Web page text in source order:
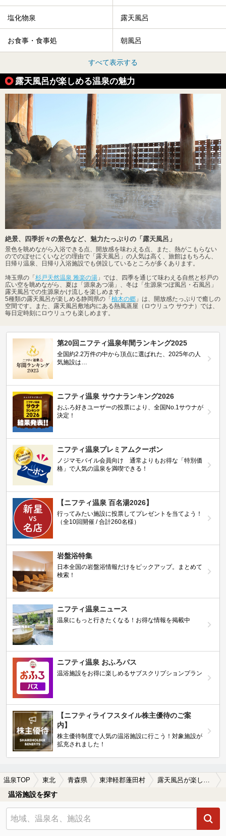
塩化物泉 露天風呂
お食事・食事処 朝風呂
すべて表示する
露天風呂が楽しめる温泉の魅力
絶景、四季折々の景色など、魅力たっぷりの「露天風呂」
景色を眺めながら入浴できる点、開放感を味わえる点、また、熱がこもらない
のでのぼせにくいなどの理由で「露天風呂」の人気は高く、旅館はもちろん、
日帰り温泉、日帰り入浴施設でも併設しているところが多くあります。
埼玉県の「 杉戸天然温泉 雅楽の湯 」では、四季を通じて味わえる自然と杉戸の
広い空を眺めながら、夏は「源泉あつ湯」、冬は「生源泉つぼ風呂・石風呂」
露天風呂での生源泉かけ流しを楽しめます。
5種類の露天風呂が楽しめる静岡県の「 柚木の郷 」は、開放感たっぷりで癒しの
空間です。また、露天風呂敷地内にある熱風蒸屋（ロウリュウ サウナ）では、
毎日定時刻にロウリュウも楽しめます。
第20回ニフティ温泉年間ランキング2025
全国約2.2万件の中から頂点に選ばれた、2025年の人
気施設は…
ニフティ温泉 サウナランキング2026
おふろ好きユーザーの投票により、全国No.1サウナが
決定！
ニフティ温泉プレミアムクーポン
ノジマモバイル会員向け 通常よりもお得な「特別価
格」で人気の温泉を満喫できる！
【ニフティ温泉 百名湯2026】
行ってみたい施設に投票してプレゼントを当てよう！
（全10回開催 / 合計260名様）
岩盤浴特集
日本全国の岩盤浴情報だけをピックアップ。まとめて
検索！
ニフティ温泉ニュース
温泉にもっと行きたくなる！お得な情報を掲載中
ニフティ温泉 おふろパス
温浴施設をお得に楽しめるサブスクリプションプラン
【ニフティライフスタイル株主優待のご案
内】
株主優待制度で人気の温浴施設に行こう！対象施設が
拡充されました！
温泉TOP 東北 青森県 東津軽郡蓬田村
温浴施設を探す